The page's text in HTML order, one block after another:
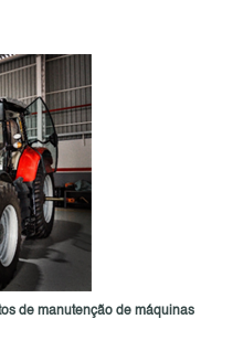
de manutenção de máquinas